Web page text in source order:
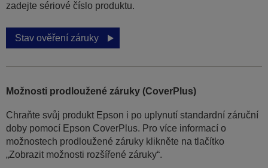
zadejte sériové číslo produktu.
Stav ověření záruky
Možnosti prodloužené záruky (CoverPlus)
Chraňte svůj produkt Epson i po uplynutí standardní záruční
doby pomocí Epson CoverPlus. Pro více informací o
možnostech prodloužené záruky klikněte na tlačítko
„Zobrazit možnosti rozšířené záruky“.